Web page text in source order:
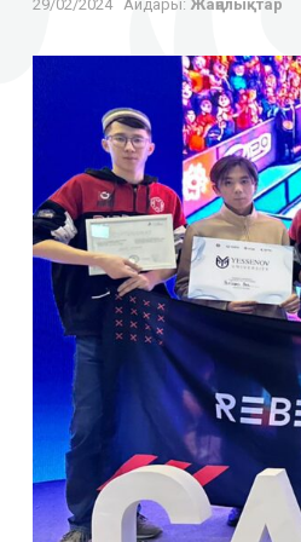
29/02/2024 Айдары: Жаңалықтар